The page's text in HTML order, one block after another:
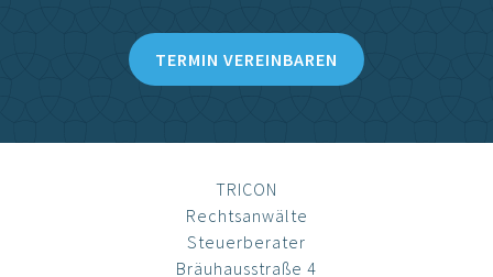
TERMIN VEREINBAREN
TRICON
Rechtsanwälte
Steuerberater
Bräuhausstraße 4